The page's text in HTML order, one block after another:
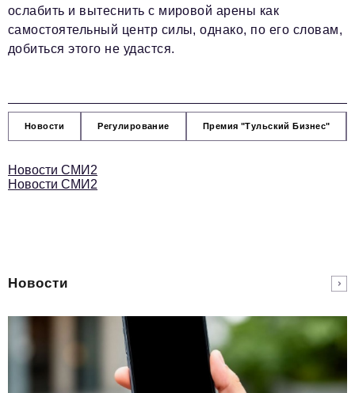
ослабить и вытеснить с мировой арены как
самостоятельный центр силы, однако, по его словам,
добиться этого не удастся.
Новости Регулирование Премия "Тульский Бизнес"
Новости СМИ2
Новости СМИ2
Новости